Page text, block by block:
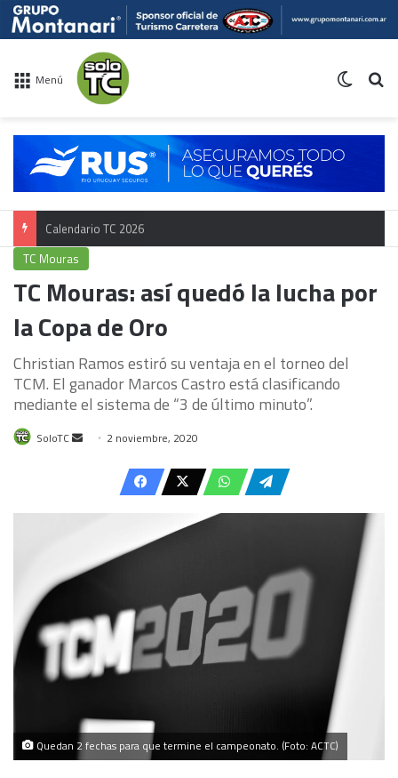
Menú
Calendario TC 2026
TC Mouras
TC Mouras: así quedó la lucha por
la Copa de Oro
Christian Ramos estiró su ventaja en el torneo del
TCM. El ganador Marcos Castro está clasificando
mediante el sistema de “3 de último minuto”.
SoloTC
Send 2 noviembre, 2020
Quedan 2 fechas para que termine el campeonato. (Foto: ACTC)